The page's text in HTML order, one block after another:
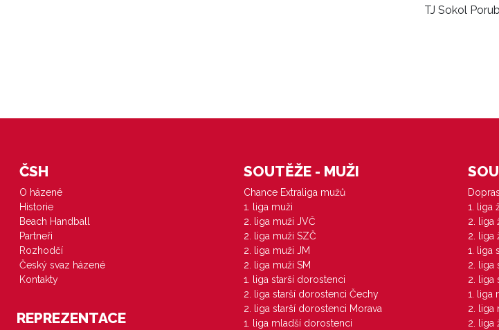
TJ Sokol
ČSH
O házené
Historie
Beach Handball
Partneři
Rozhodčí
Český svaz házené
Kontakty
REPREZENTACE
SOUTĚŽE - MUŽI
Chance Extraliga mužů
1. liga muži
2. liga muži JVČ
2. liga muži SZČ
2. liga muži JM
2. liga muži SM
1. liga starší dorostenci
2. liga starší dorostenci Čechy
2. liga starší dorostenci Morava
1. liga mladší dorostenci
1. liga
2. liga
2. liga
1. liga
2. liga
2. liga
1. liga
2. liga
2. liga